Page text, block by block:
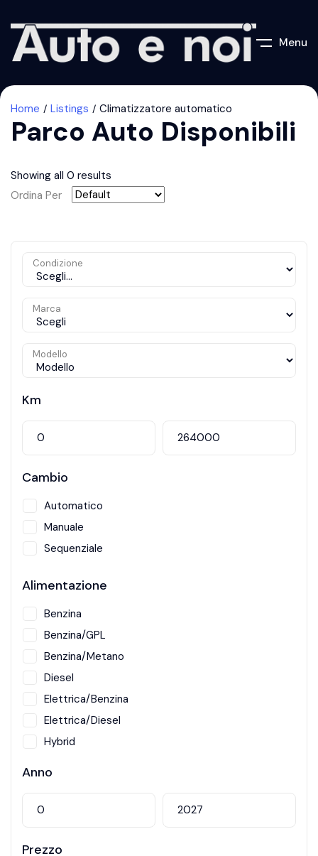
Menu
Home Listings Climatizzatore automatico
Parco Auto Disponibili
Showing all 0 results
Ordina Per
Condizione
Marca
Modello
Km
Cambio
Automatico
Manuale
Sequenziale
Alimentazione
Benzina
Benzina/GPL
Benzina/Metano
Diesel
Elettrica/Benzina
Elettrica/Diesel
Hybrid
Anno
Prezzo